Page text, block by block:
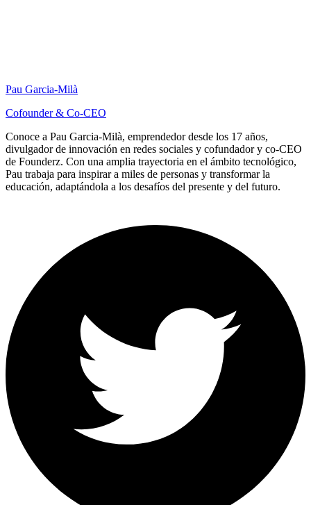
Pau Garcia-Milà
Cofounder & Co-CEO
Conoce a Pau Garcia-Milà, emprendedor desde los 17 años,
divulgador de innovación en redes sociales y cofundador y co-CEO
de Founderz. Con una amplia trayectoria en el ámbito tecnológico,
Pau trabaja para inspirar a miles de personas y transformar la
educación, adaptándola a los desafíos del presente y del futuro.